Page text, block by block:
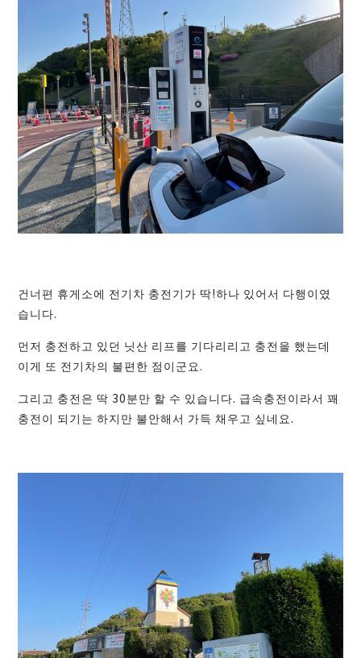
건너편 휴게소에 전기차 충전기가 딱!하나 있어서 다행이였
습니다.
먼저 충전하고 있던 닛산 리프를 기다리리고 충전을 했는데
이게 또 전기차의 불편한 점이군요.
그리고 충전은 딱 30분만 할 수 있습니다. 급속충전이라서 꽤
충전이 되기는 하지만 불안해서 가득 채우고 싶네요.